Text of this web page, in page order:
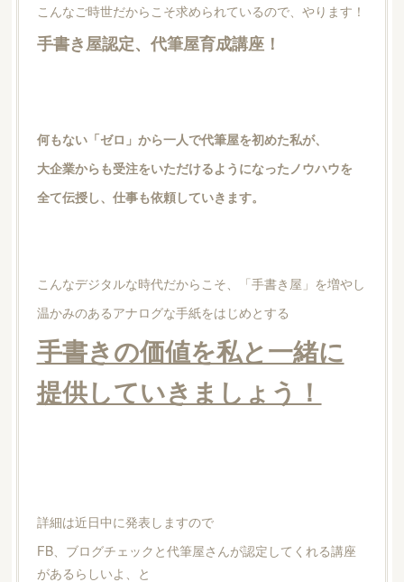
こんなご時世だからこそ求められているので、やります！
手書き屋認定、代筆屋育成講座！
何もない「ゼロ」から一人で代筆屋を初めた私が、
大企業からも受注をいただけるようになったノウハウを
全て伝授し、仕事も依頼していきます。
こんなデジタルな時代だからこそ、「手書き屋」を増やし
温かみのあるアナログな手紙をはじめとする
手書きの価値を私と一緒に
提供していきましょう！
詳細は近日中に発表しますので
FB、ブログチェックと代筆屋さんが認定してくれる講座
があるらしいよ、と